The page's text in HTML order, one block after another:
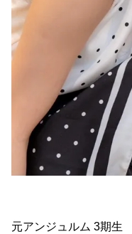
元アンジュルム 3期生